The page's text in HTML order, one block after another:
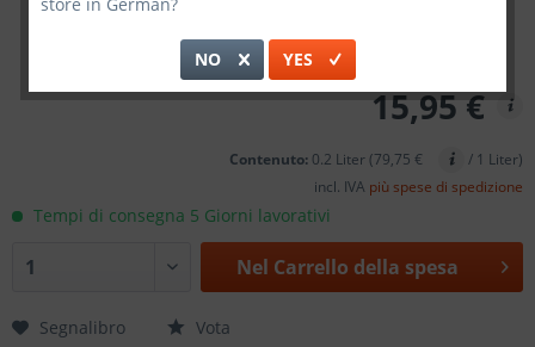
15,95 €
Contenuto: 0.2 Liter (79,75 €
/ 1 Liter)
incl. IVA più spese di spedizione
Tempi di consegna 5 Giorni lavorativi
Nel Carrello della spesa
Segnalibro Vota
NO YES